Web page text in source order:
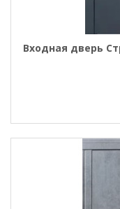
Входная дверь